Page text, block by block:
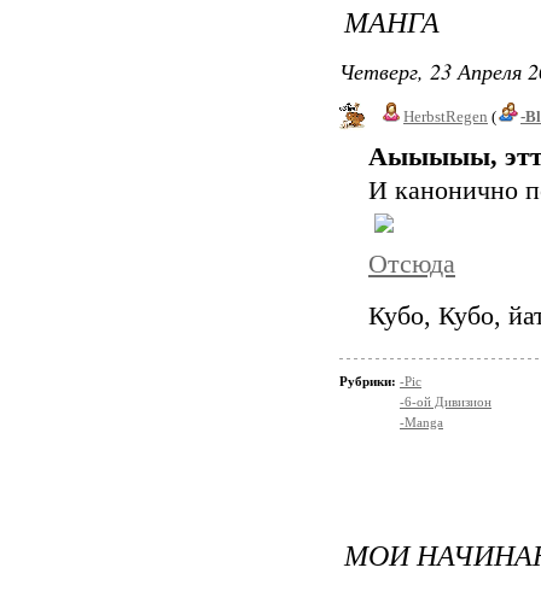
МАНГА
Четверг, 23 Апреля
HerbstRegen ( -
Аыыыыы,
И канонично
Отсюда
Кубо, Кубо,
Рубрики: -Pic
-6-ой Дивизион
-Manga
МОИ